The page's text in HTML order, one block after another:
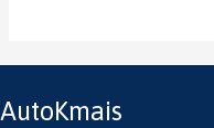
AutoKmais